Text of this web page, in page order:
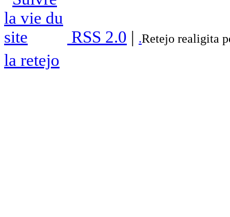
RSS 2.0 | .Retejo realigita
la retejo